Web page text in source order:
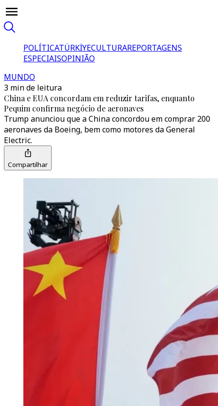
POLÍTICATÜRKİYECULTURAREPORTAGENS
ESPECIAISOPINIÃO
MUNDO
3 min de leitura
China e EUA concordam em reduzir tarifas, enquanto
Pequim confirma negócio de aeronaves
Trump anunciou que a China concordou em comprar 200
aeronaves da Boeing, bem como motores da General
Electric.
Compartilhar